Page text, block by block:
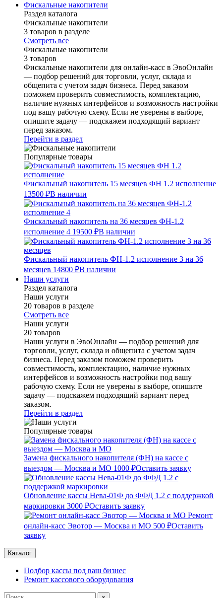
Фискальные накопители
Раздел каталога
Фискальные накопители
3 товаров в разделе
Смотреть все
Фискальные накопители
3 товаров
Фискальные накопители для онлайн-касс в ЭвоОнлайн
— подбор решений для торговли, услуг, склада и
общепита с учетом задач бизнеса. Перед заказом
поможем проверить совместимость, комплектацию,
наличие нужных интерфейсов и возможность настройки
под вашу рабочую схему. Если не уверены в выборе,
опишите задачу — подскажем подходящий вариант
перед заказом.
Перейти в раздел
Популярные товары
Фискальный накопитель 15 месяцев ФН 1.2 исполнение
13500 ₽В наличии
Фискальный накопитель на 36 месяцев ФН-1.2
исполнение 4 19500 ₽В наличии
Фискальный накопитель ФН-1.2 исполнение 3 на 36
месяцев 14800 ₽В наличии
Наши услуги
Раздел каталога
Наши услуги
20 товаров в разделе
Смотреть все
Наши услуги
20 товаров
Наши услуги в ЭвоОнлайн — подбор решений для
торговли, услуг, склада и общепита с учетом задач
бизнеса. Перед заказом поможем проверить
совместимость, комплектацию, наличие нужных
интерфейсов и возможность настройки под вашу
рабочую схему. Если не уверены в выборе, опишите
задачу — подскажем подходящий вариант перед
заказом.
Перейти в раздел
Популярные товары
Замена фискального накопителя (ФН) на кассе с
выездом — Москва и МО 1000 ₽Оставить заявку
Обновление кассы Нева-01Ф до ФФД 1.2 с поддержкой
маркировки 3000 ₽Оставить заявку
Ремонт
онлайн-касс Эвотор — Москва и МО 500 ₽Оставить
заявку
Каталог
Подбор кассы под ваш бизнес
Ремонт кассового оборудования